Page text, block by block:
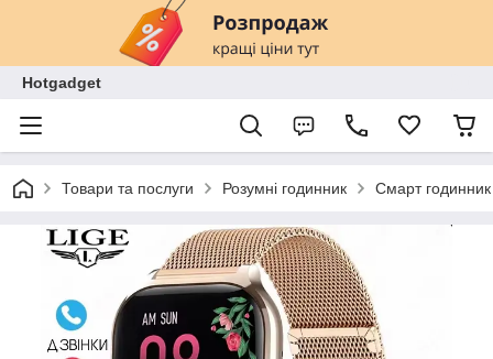
Hotgadget
Товари та послуги Розумні годинник Смарт